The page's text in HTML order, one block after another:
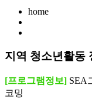
home
지역 청소년활동
[프로그램정보] SEA
코밍